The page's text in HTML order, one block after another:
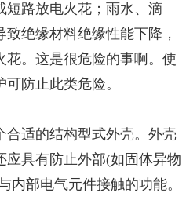
短路放电火花；雨水、滴
绝缘材料绝缘性能下降，
花。这是很危险的事啊。使
防止此类危险。
合适的结构型式外壳。外壳
应具有防止外部(如固体异物
内部电气元件接触的功能。